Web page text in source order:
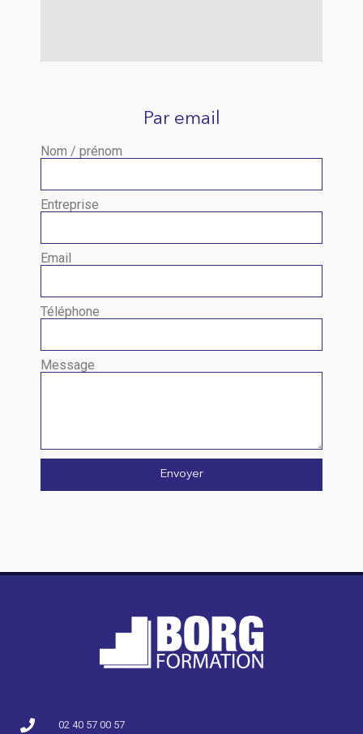
Par email
Nom / prénom
Entreprise
Email
Téléphone
Message
Envoyer
02 40 57 00 57​